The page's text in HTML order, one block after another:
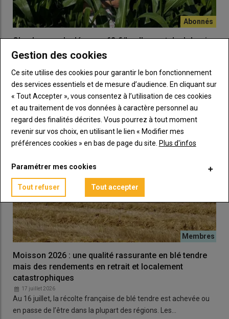
Chaulage : « Je dépense 62 €/ha d'apport de dolomie
tous les deux ans par parcelle sur des sols sableux
22 juillet 2026
Éloïse Thirouin est à la tête d'une exploitation de 400 hectares
à Ychoux (Landes). Ses terres sableuses à tendance acide l'…
Moisson 2026 : une qualité rassurante en blé tendre
mais des rendements en retrait et localement
catastrophiques
17 juillet 2026
Au 16 juillet, la récolte française de blé tendre est achevée ou
en passe de l’être dans la plupart des régions. Les…
Gestion des cookies
Ce site utilise des cookies pour garantir le bon fonctionnement
des services essentiels et de mesure d’audience. En cliquant sur
« Tout Accepter », vous consentez à l’utilisation de ces cookies
et au traitement de vos données à caractère personnel au
regard des finalités décrites. Vous pourrez à tout moment
revenir sur vos choix, en utilisant le lien « Modifier mes
préférences cookies » en bas de page du site. Plus d'infos
Paramétrer mes cookies
Tout refuser Tout accepter